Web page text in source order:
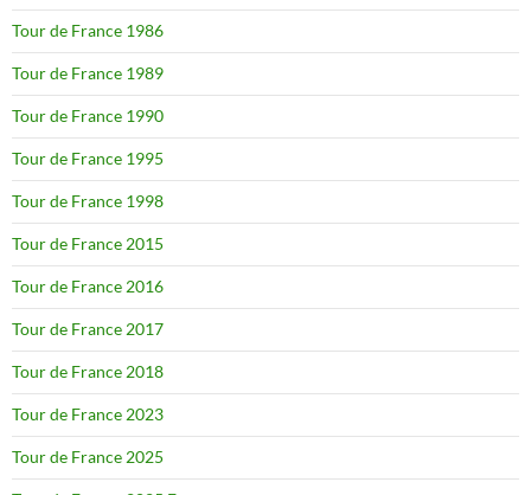
Tour de France 1986
Tour de France 1989
Tour de France 1990
Tour de France 1995
Tour de France 1998
Tour de France 2015
Tour de France 2016
Tour de France 2017
Tour de France 2018
Tour de France 2023
Tour de France 2025